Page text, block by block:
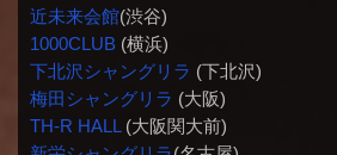
近未来会館(渋谷)
1000CLUB(横浜)
下北沢シャングリラ (下北沢)
梅田シャングリラ (大阪)
TH-R HALL(大阪関大前)